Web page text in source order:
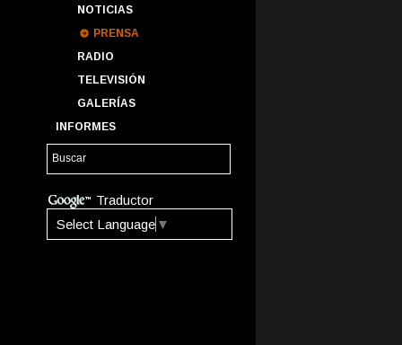
NOTICIAS
PRENSA
RADIO
TELEVISIÓN
GALERÍAS
INFORMES
Traductor
Select Language ▼